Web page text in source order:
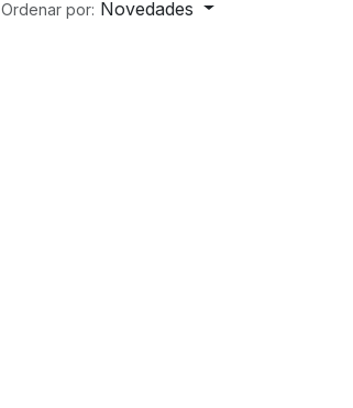
Ordenar por: Novedades